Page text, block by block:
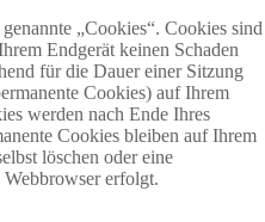
„Cookies“. Cookies sind
Endgerät keinen Schaden
für die Dauer einer Sitzung
Cookies) auf Ihrem
werden nach Ende Ihres
Cookies bleiben auf Ihrem
löschen oder eine
erfolgt.